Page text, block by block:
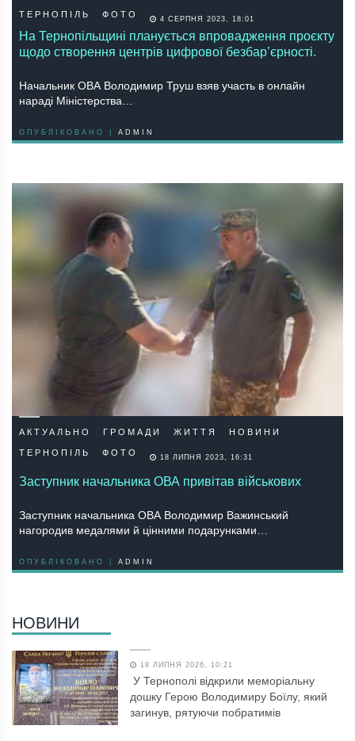
ТЕРНОПІЛЬ ФОТО 4 СЕРПНЯ 2023, 18:01
На Тернопільщині планується впровадження проєкту
щодо створення центрів цифрової безбар’єрності.
Начальник ОВА Володимир Труш взяв участь в онлайн
нараді Міністерства…
ОПУБЛІКОВАНО | ADMIN
АКТУАЛЬНО ГРОМАДИ ЖИТТЯ НОВИНИ
ТЕРНОПІЛЬ ФОТО 18 ЛИПНЯ 2023, 16:31
Заступник начальника ОВА привітав військових
Заступник начальника ОВА Володимир Важинський
нагородив медалями й цінними подарунками…
ОПУБЛІКОВАНО | ADMIN
НОВИНИ
18 ЛИПНЯ 2026, 10:21
У Тернополі відкрили меморіальну
дошку Герою Володимиру Боїлу, який
загинув, рятуючи побратимів